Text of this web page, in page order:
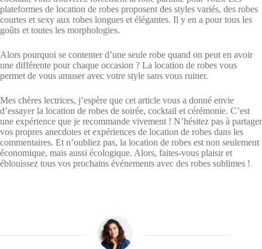
plateformes de location de robes proposent des styles variés, des robes
courtes et sexy aux robes longues et élégantes. Il y en a pour tous les
goûts et toutes les morphologies.
Alors pourquoi se contenter d’une seule robe quand on peut en avoir
une différente pour chaque occasion ? La location de robes vous
permet de vous amuser avec votre style sans vous ruiner.
Mes chères lectrices, j’espère que cet article vous a donné envie
d’essayer la location de robes de soirée, cocktail et cérémonie. C’est
une expérience que je recommande vivement ! N’hésitez pas à partager
vos propres anecdotes et expériences de location de robes dans les
commentaires. Et n’oubliez pas, la location de robes est non seulement
économique, mais aussi écologique. Alors, faites-vous plaisir et
éblouissez tous vos prochains événements avec des robes sublimes !